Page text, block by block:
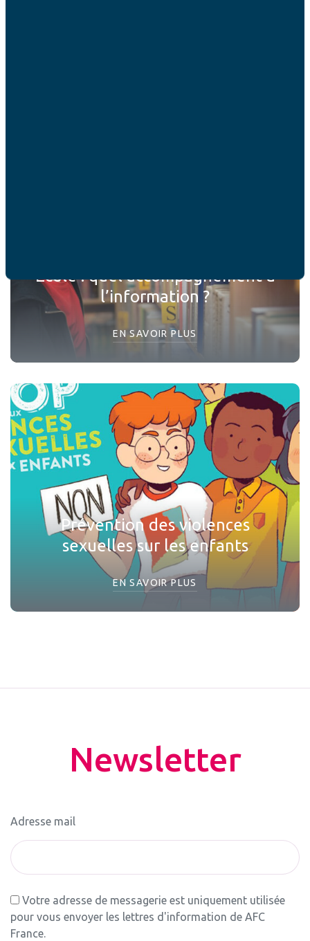
Ecole : quel accompagnement à
l’information ?
EN SAVOIR PLUS
Prévention des violences
sexuelles sur les enfants
EN SAVOIR PLUS
Newsletter
Adresse mail
Votre adresse de messagerie est uniquement utilisée
pour vous envoyer les lettres d'information de AFC
France.